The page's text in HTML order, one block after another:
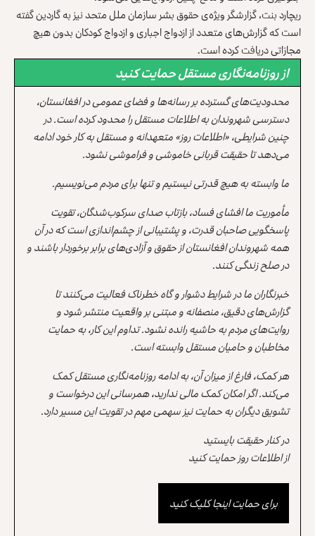
ریچارد بنت، گزارشگر ویژه‌ی حقوق‌‌ بشر سازمان ملل متحد نیز به گاردین گفته
است که گزارش‌های متعدد از ازدواج اجباری و ازدواج کودکان بدون هیچ
مجازاتی دریافت کرده است.
از روزنامه‌نگاری مستقل حمایت کنید
محدودیت‌های گسترده بر رسانه‌ها و فضای عمومی در افغانستان،
دسترسی شهروندان به اطلاعات مستقل را محدود کرده است. در
چنین شرایطی، «اطلاعات روز» متعهدانه و مستقل به کار خود ادامه
می‌دهد تا حقیقت قربانی خاموشی و فراموشی نشود.
ما وابسته به هیچ قدرتی نیستیم و تنها برای مردم می‌نویسیم.
مأموریت ما افشای فساد، بازتاب صدای سرکوب‌شدگان، تقویت
پاسخگویی صاحبان قدرت، و پشتیبانی از چشم‌اندازی است که در آن
همه شهروندان افغانستان از حقوق و آزادی‌های برابر برخوردار باشند و
در صلح زندگی کنند.
خبرنگاران ما در شرایط دشوار و گاه خطرناک فعالیت می‌کنند تا
گزارش‌های دقیق، منصفانه و مبتنی بر واقعیت منتشر شود و
روایت‌های مردم به حاشیه رانده نشود. تداوم این کار، به حمایت
مخاطبان و حامیان مستقل وابسته است.
هر کمک، فارغ از میزان آن، به ادامه روزنامه‌نگاری مستقل کمک
می‌کند. اگر امکان کمک مالی ندارید، همرسانی این درخواست و
تشویق دیگران به حمایت نیز سهمی مهم در تقویت این مسیر دارد.
در کنار حقیقت بایستید
از اطلاعات روز حمایت کنید
برای حمایت اینجا کلیک کنید